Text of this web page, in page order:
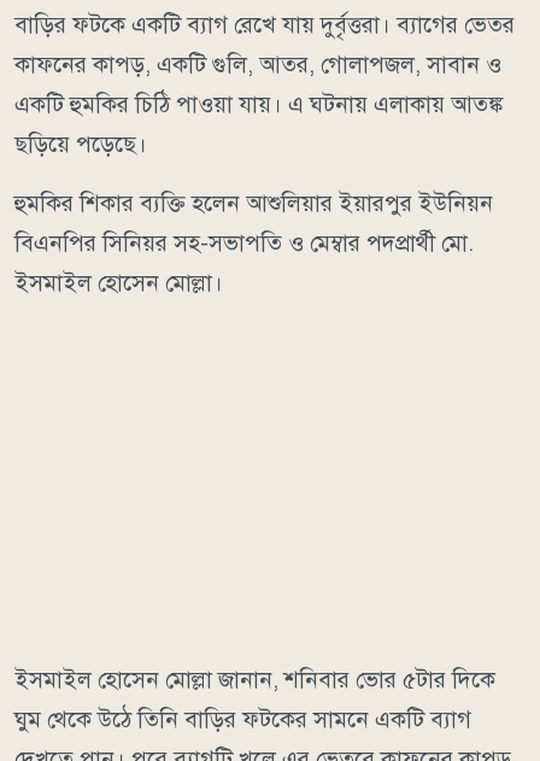
বাড়ির ফটকে একটি ব্যাগ রেখে যায় দুর্বৃত্তরা। ব্যাগের ভেতর
কাফনের কাপড়, একটি গুলি, আতর, গোলাপজল, সাবান ও
একটি হুমকির চিঠি পাওয়া যায়। এ ঘটনায় এলাকায় আতঙ্ক
ছড়িয়ে পড়েছে।
হুমকির শিকার ব্যক্তি হলেন আশুলিয়ার ইয়ারপুর ইউনিয়ন
বিএনপির সিনিয়র সহ-সভাপতি ও মেম্বার পদপ্রার্থী মো.
ইসমাইল হোসেন মোল্লা।
ইসমাইল হোসেন মোল্লা জানান, শনিবার ভোর ৫টার দিকে
ঘুম থেকে উঠে তিনি বাড়ির ফটকের সামনে একটি ব্যাগ